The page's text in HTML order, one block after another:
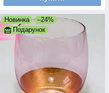
Новинка
–24%
Подарунок